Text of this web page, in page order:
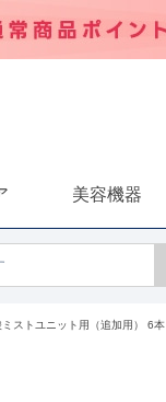
美容機器
ストユニット用（追加用） 6本